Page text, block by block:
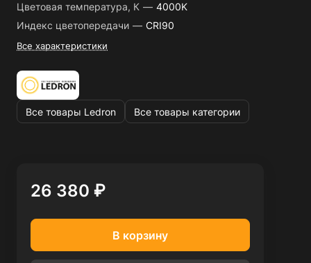
Цветовая температура, К — 4000K
Индекс цветопередачи — CRI90
Все характеристики
Все товары Ledron Все товары категории
26 380 ₽
В корзину